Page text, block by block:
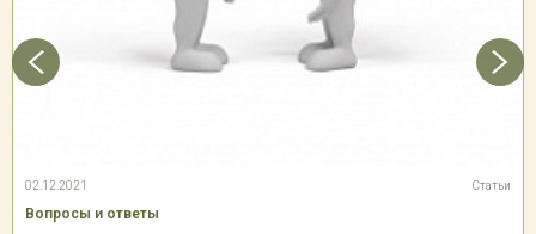
02.12.2021 Статьи
Вопросы и ответы